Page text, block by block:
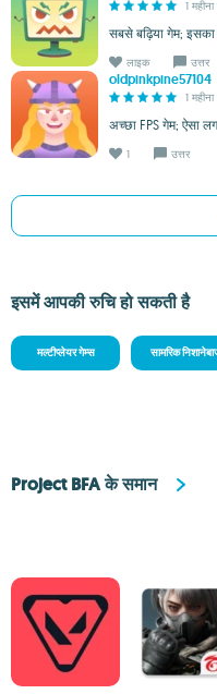
1
सबसे बढ़िया गेम;
लाइक उत्तर
oldpinkpine57104
1
अच्छा FPS गेम; ऐसा
1 उत्तर
इसमें आपकी रुचि हो सकती है
मल्टीप्लेयर गेम्स सामरिक
Project BFA के समान